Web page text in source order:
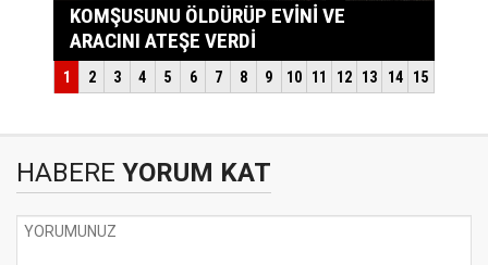
HABERE YORUM KAT